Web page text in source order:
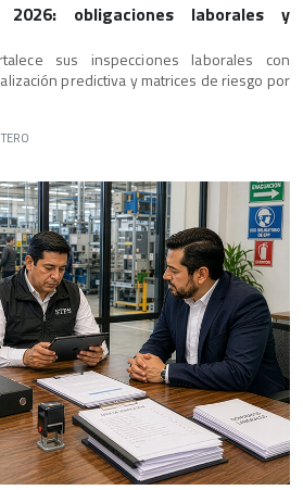
2026: obligaciones laborales y
sus inspecciones laborales con
predictiva y matrices de riesgo por